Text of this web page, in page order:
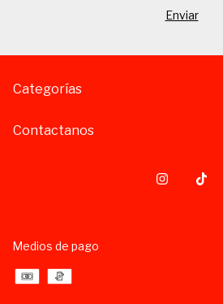
Categorías
Contactanos
Medios de pago